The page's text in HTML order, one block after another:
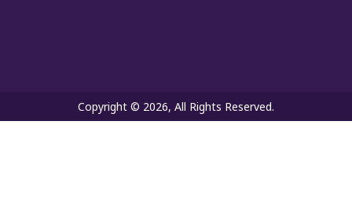
Copyright © 2026, All Rights Reserved.